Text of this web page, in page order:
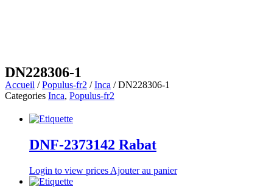
DN228306-1
Accueil /Populus-fr2 /Inca / DN228306-1
Categories Inca, Populus-fr2
DNF-2373142 Rabat
Login to view prices Ajouter au panier